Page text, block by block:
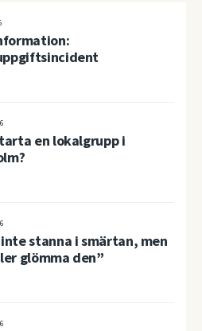
en lokalgrupp i
stanna i smärtan, men
glömma den”